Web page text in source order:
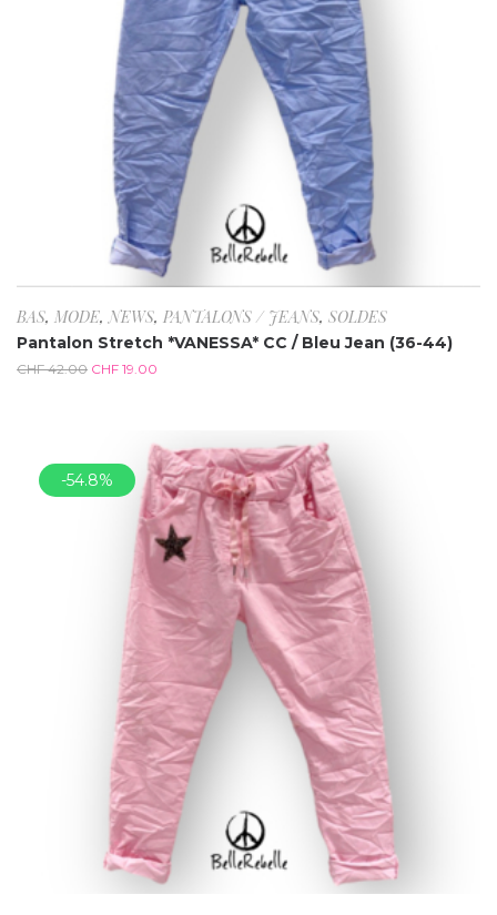
BAS, MODE,NEWS, PANTALONS / JEANS, SOLDES
Pantalon Stretch *VANESSA* CC / Bleu Jean (36-44)
CHF42.00 CHF 19.00
-54.8%